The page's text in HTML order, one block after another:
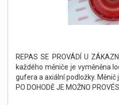
REPAS SE PROVÁDÍ U
každého měniče je vyměněna
gufera a axiální podložky.
PO DOHODĚ JE MOŽNO